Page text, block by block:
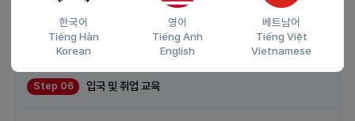
한국어
Tiếng Hàn
Korean
영어
Tiếng Anh
English
베트남어
Tiếng Việt
Vietnamese
발급 받을 수 있습니다.
Step 06 입국 및 취업 교육